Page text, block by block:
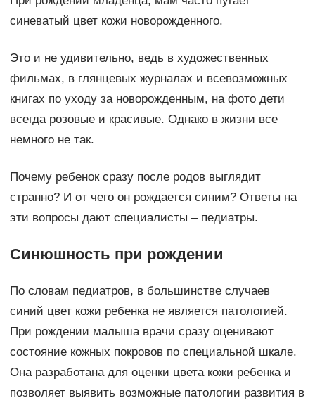
синеватый цвет кожи новорожденного.
Это и не удивительно, ведь в художественных
фильмах, в глянцевых журналах и всевозможных
книгах по уходу за новорожденным, на фото дети
всегда розовые и красивые. Однако в жизни все
немного не так.
Почему ребенок сразу после родов выглядит
странно? И от чего он рождается синим? Ответы на
эти вопросы дают специалисты – педиатры.
Синюшность при рождении
По словам педиатров, в большинстве случаев
синий цвет кожи ребенка не является патологией.
При рождении малыша врачи сразу оценивают
состояние кожных покровов по специальной шкале.
Она разработана для оценки цвета кожи ребенка и
позволяет выявить возможные патологии развития в